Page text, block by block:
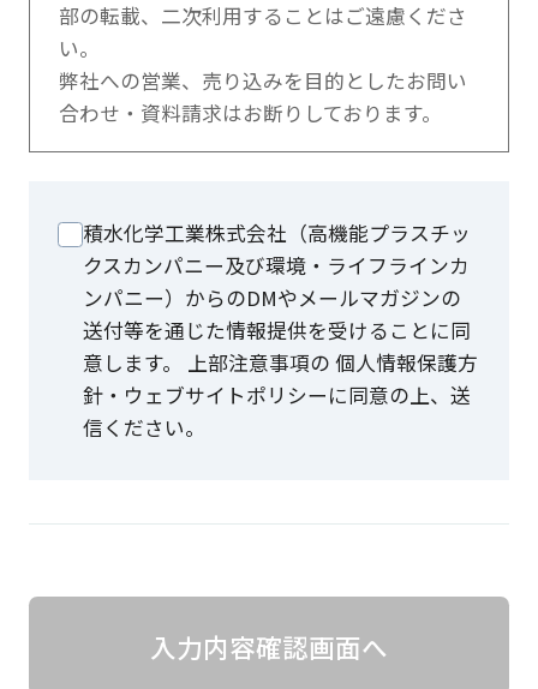
部の転載、二次利用することはご遠慮くださ
い。
弊社への営業、売り込みを目的としたお問い
合わせ・資料請求はお断りしております。
積水化学工業株式会社（高機能プラスチッ
クスカンパニー及び環境・ライフラインカ
ンパニー）からのDMやメールマガジンの
送付等を通じた情報提供を受けることに同
意します。 上部注意事項の 個人情報保護方
針・ウェブサイトポリシーに同意の上、送
信ください。
入力内容確認画面へ